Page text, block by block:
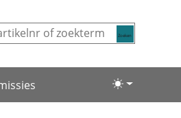
Lichte/